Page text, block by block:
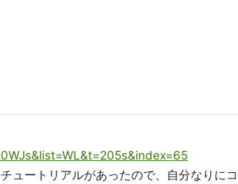
ュートリアルがあったので、自分なりにコ